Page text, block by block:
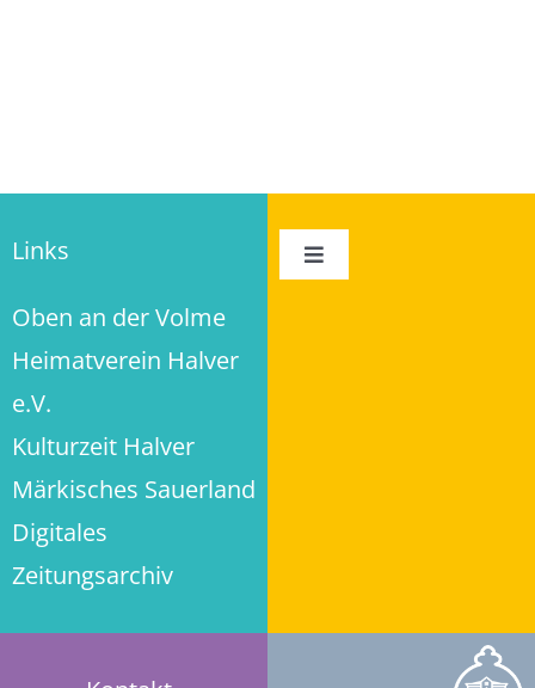
Links
Oben an der Volme
Heimatverein Halver
e.V.
Kulturzeit Halver
Märkisches Sauerland
Digitales
Zeitungsarchiv
Toggle
Impressum
Datenschutz
Privatsphäre-Einstellungen ändern
Historie der Privatsphäre-Einstellungen
Einwilligungen widerrufen